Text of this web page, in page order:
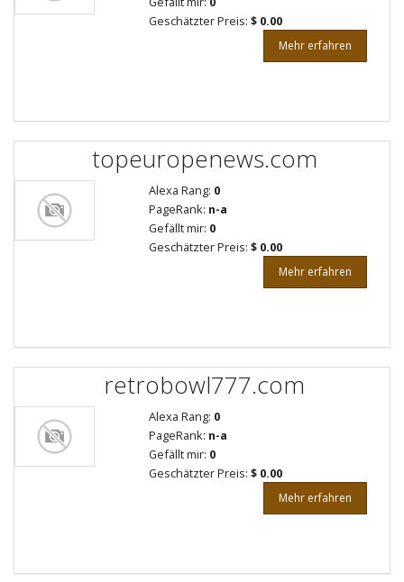
Geschätzter Preis: $ 0.00
Mehr erfahren
topeuropenews.com
Alexa Rang: 0
PageRank: n-a
Gefällt mir: 0
Geschätzter Preis: $ 0.00
Mehr erfahren
retrobowl777.com
Alexa Rang: 0
PageRank: n-a
Gefällt mir: 0
Geschätzter Preis: $ 0.00
Mehr erfahren